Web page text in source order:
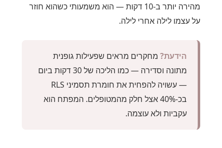
מהירה יותר ב-10 דקות — הוא משמעותי כשהוא חוזר
על עצמו לילה אחרי לילה.
הידעת? מחקרים מראים שפעילות גופנית
מתונה וסדירה — כמו הליכה של 30 דקות ביום
— עשויה להפחית את חומרת תסמיני RLS
בכ-40% אצל חלק מהמטופלים. המפתח הוא
עקביות ולא עוצמה.